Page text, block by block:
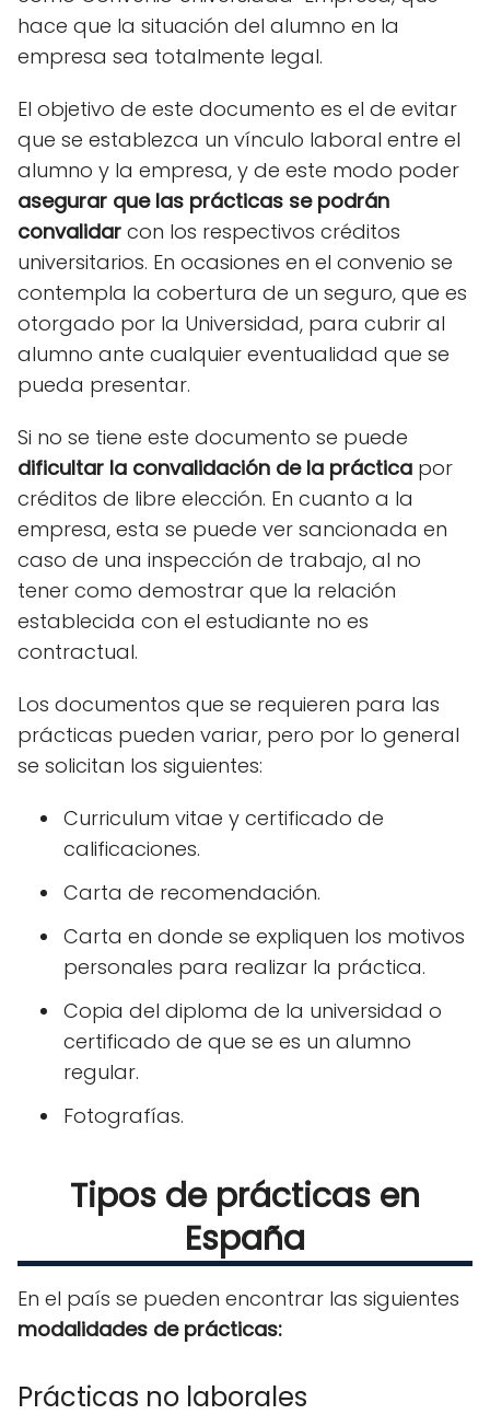
hace que la situación del alumno en la
empresa sea totalmente legal.
El objetivo de este documento es el de evitar
que se establezca un vínculo laboral entre el
alumno y la empresa, y de este modo poder
asegurar que las prácticas se podrán
convalidar con los respectivos créditos
universitarios. En ocasiones en el convenio se
contempla la cobertura de un seguro, que es
otorgado por la Universidad, para cubrir al
alumno ante cualquier eventualidad que se
pueda presentar.
Si no se tiene este documento se puede
dificultar la convalidación de la práctica por
créditos de libre elección. En cuanto a la
empresa, esta se puede ver sancionada en
caso de una inspección de trabajo, al no
tener como demostrar que la relación
establecida con el estudiante no es
contractual.
Los documentos que se requieren para las
prácticas pueden variar, pero por lo general
se solicitan los siguientes:
Curriculum vitae y certificado de
calificaciones.
Carta de recomendación.
Carta en donde se expliquen los motivos
personales para realizar la práctica.
Copia del diploma de la universidad o
certificado de que se es un alumno
regular.
Fotografías.
Tipos de prácticas en
España
En el país se pueden encontrar las siguientes
modalidades de prácticas:
Prácticas no laborales